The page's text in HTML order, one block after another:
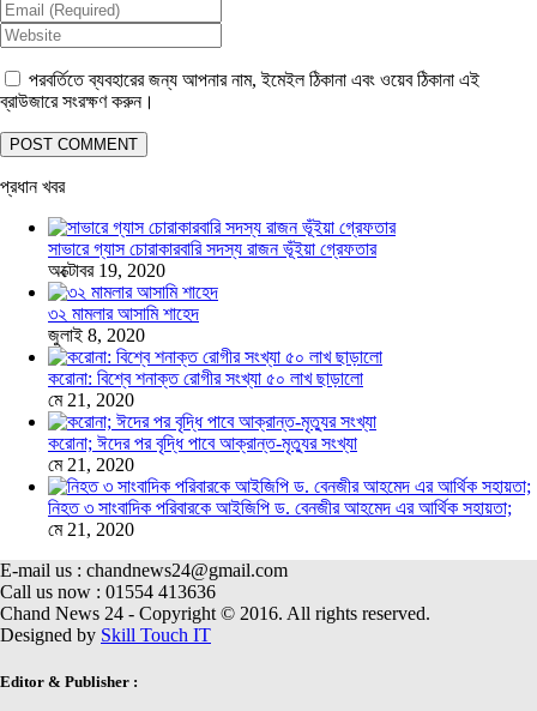
পরবর্তিতে ব্যবহারের জন্য আপনার নাম, ইমেইল ঠিকানা এবং ওয়েব ঠিকানা এই
ব্রাউজারে সংরক্ষণ করুন।
প্রধান খবর
সাভারে গ্যাস চোরাকারবারি সদস্য রাজন ভূঁইয়া গ্রেফতার
অক্টোবর 19, 2020
৩২ মামলার আসামি শাহেদ
জুলাই 8, 2020
করোনা: বিশ্বে শনাক্ত রোগীর সংখ্যা ৫০ লাখ ছাড়ালো
মে 21, 2020
করোনা; ঈদের পর বৃদ্ধি পাবে আক্রান্ত-মৃত্যুর সংখ্যা
মে 21, 2020
নিহত ৩ সাংবাদিক পরিবারকে আইজিপি ড. বেনজীর আহমেদ এর আর্থিক সহায়তা;
মে 21, 2020
E-mail us : chandnews24@gmail.com
Call us now : 01554 413636
Chand News 24 - Copyright © 2016. All rights reserved.
Designed by Skill Touch IT
Editor & Publisher :